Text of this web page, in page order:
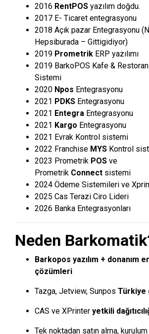
2016 RentPOS yazılım doğdu.
2017 E- Ticaret entegrasyonu
2018 Açık pazar Entegrasyonu
Hepsiburada – Gittigidiyor)
2019 Prometrik ERP yazılımı
2019 BarkoPOS Kafe &
Sistemi
2020 Npos Entegrasyonu
2021 PDKS Entegrasyonu
2021 Entegra Entegrasyonu
2021 Kargo Entegrasyonu
2021 Evrak Kontrol sistemi
2022 Franchise MYS Kontrol
2023 Prometrik POS ve
Prometrik Connect sistemi
2024 Ödeme Sistemileri ve
2025 Cas Terazi Ciro Lideri
2026 Banka Entegrasyonları
Neden
Barkopos yazılım + donanım
çözümleri
Tazga, Jetview, Sunpos Türkiye
CAS ve XPrinter yetkili
Tek noktadan satın alma,